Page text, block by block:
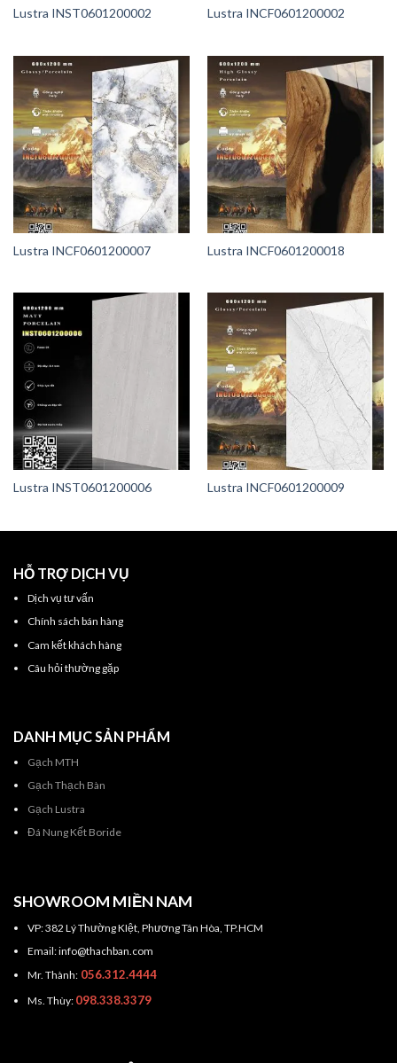
Lustra INST0601200002 Lustra INCF0601200002
Lustra INCF0601200007 Lustra INCF0601200018
Lustra INST0601200006 Lustra INCF0601200009
HỖ TRỢ DỊCH VỤ
Dịch vụ tư vấn
Chính sách bán hàng
Cam kết khách hàng
Câu hỏi thường gặp
DANH MỤC SẢN PHẨM
Gạch MTH
Gạch Thạch Bàn
Gạch Lustra
Đá Nung Kết Boride
SHOWROOM MIỀN NAM
VP: 382 Lý Thường KIệt, Phương Tân Hòa, TP.HCM
Email: info@thachban.com
Mr. Thành:056.312.4444
Ms. Thùy: 098.338.3379